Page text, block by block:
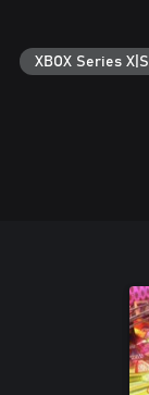
XBOX Series X|S